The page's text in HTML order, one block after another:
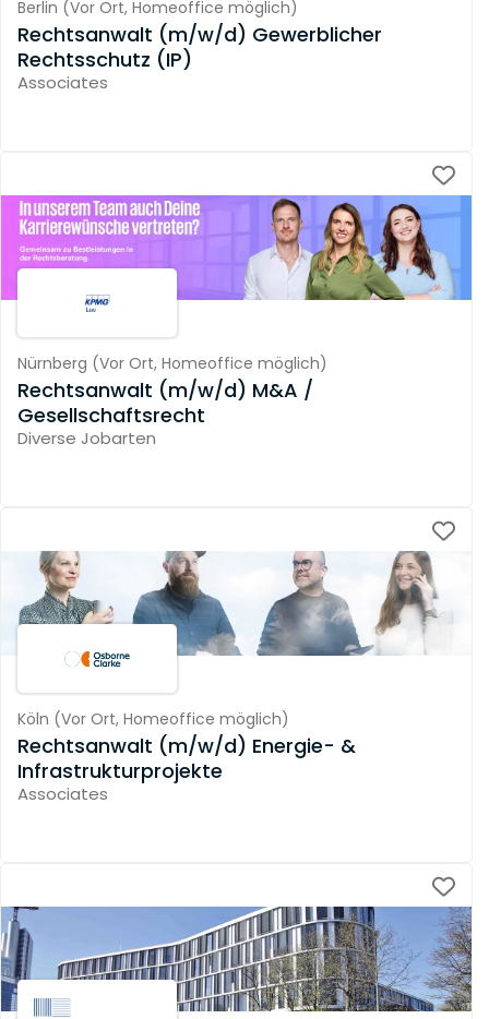
Berlin (Vor Ort, Homeoffice möglich)
Rechtsanwalt (m/w/d) Gewerblicher
Rechtsschutz (IP)
Associates
Nürnberg (Vor Ort, Homeoffice möglich)
Rechtsanwalt (m/w/d) M&A /
Gesellschaftsrecht
Diverse Jobarten
Köln (Vor Ort, Homeoffice möglich)
Rechtsanwalt (m/w/d) Energie- &
Infrastrukturprojekte
Associates